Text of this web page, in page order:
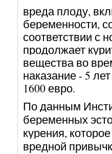
вреда плоду,
беременности,
соответствии с
продолжает
вещества во
наказание - 5
1600 евро.
По данным
беременных
курения,
вредной